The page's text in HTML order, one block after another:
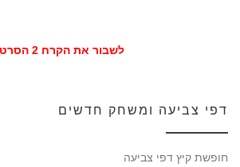
לשבור את הקרח 2 הסרט
דפי צביעה ומשחק חדשים
חופשת קיץ דפי צביעה